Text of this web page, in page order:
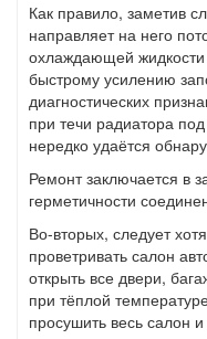
Как правило, заметив
направляет на него
охлаждающей
быстрому усилению
диагностических
при течи радиатора
нередко удаётся
Ремонт заключается в
герметичности
Во-вторых, следует
проветривать салон
открыть все двери,
при тёплой
просушить весь салон